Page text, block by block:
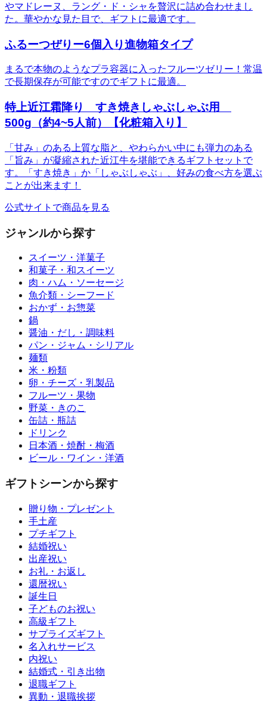
やマドレーヌ、ラング・ド・シャを贅沢に詰め合わせまし
た。華やかな見た目で、ギフトに最適です。
ふるーつぜりー6個入り進物箱タイプ
まるで本物のようなプラ容器に入ったフルーツゼリー！常温
で長期保存が可能ですのでギフトに最適。
特上近江霜降り すき焼きしゃぶしゃぶ用
500g（約4~5人前）【化粧箱入り】
「甘み」のある上質な脂と、やわらかい中にも弾力のある
「旨み」が凝縮された近江牛を堪能できるギフトセットで
す。「すき焼き」か「しゃぶしゃぶ」、好みの食べ方を選ぶ
ことが出来ます！
公式サイトで商品を見る
ジャンルから探す
スイーツ・洋菓子
和菓子・和スイーツ
肉・ハム・ソーセージ
魚介類・シーフード
おかず・お惣菜
鍋
醤油・だし・調味料
パン・ジャム・シリアル
麺類
米・粉類
卵・チーズ・乳製品
フルーツ・果物
野菜・きのこ
缶詰・瓶詰
ドリンク
日本酒・焼酎・梅酒
ビール・ワイン・洋酒
ギフトシーンから探す
贈り物・プレゼント
手土産
プチギフト
結婚祝い
出産祝い
お礼・お返し
還暦祝い
誕生日
子どものお祝い
高級ギフト
サプライズギフト
名入れサービス
内祝い
結婚式・引き出物
退職ギフト
異動・退職挨拶